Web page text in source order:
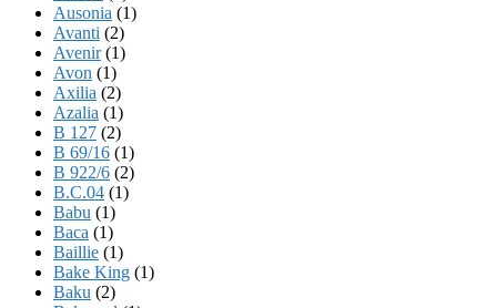
Ausonia (1)
Avanti (2)
Avenir(1)
Avon (1)
Axilia (2)
Azalia (1)
B 127 (2)
B 69/16 (1)
B 922/6 (2)
B.C.04 (1)
Babu (1)
Baca (1)
Baillie (1)
Bake King (1)
Baku (2)